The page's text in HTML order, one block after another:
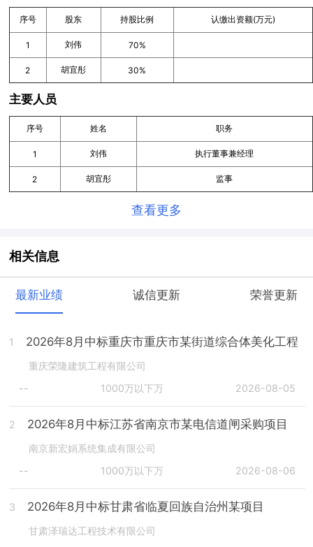
序号 股东 持股比例 认缴出资额(万元)
1 刘伟 70%
2 胡宜彤 30%
主要人员
序号 姓名 职务
1 刘伟 执行董事兼经理
2 胡宜彤 监事
查看更多
相关信息
最新业绩 诚信更新 荣誉更新
1 2026年8月中标重庆市重庆市某街道综合体美化工程
重庆荣隆建筑工程有限公司
--
1000万以下万 2026-08-05
2 2026年8月中标江苏省南京市某电信道闸采购项目
南京新宏娟系统集成有限公司
--
1000万以下万 2026-08-06
3 2026年8月中标甘肃省临夏回族自治州某项目
甘肃泽瑞达工程技术有限公司